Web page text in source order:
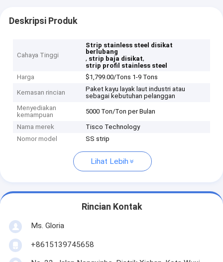
Deskripsi Produk
Cahaya Tinggi
Strip stainless steel disikat
berlubang
, strip baja disikat,
strip profil stainless steel
Harga
$1,799.00/Tons 1-9 Tons
Kemasan rincian
Paket kayu layak laut industri atau
sebagai kebutuhan pelanggan
Menyediakan
kemampuan
5000 Ton/Ton per Bulan
Nama merek
Tisco Technology
Nomor model
SS strip
Lihat Lebih
Rincian Kontak
Ms. Gloria
+8615139745658